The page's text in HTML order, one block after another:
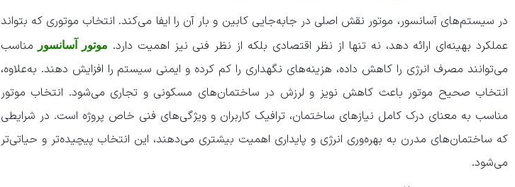
در سیستم‌های آسانسور، موتور نقش اصلی در جابه‌جایی کابین و بار آن را ایفا می‌کند. انتخاب موتوری که بتواند
عملکرد بهینه‌ای ارائه دهد، نه تنها از نظر اقتصادی بلکه از نظر فنی نیز اهمیت دارد. موتور آسانسور مناسب
می‌توانند مصرف انرژی را کاهش داده، هزینه‌های نگهداری را کم کرده و ایمنی سیستم را افزایش دهند. به‌علاوه،
انتخاب صحیح موتور باعث کاهش نویز و لرزش در ساختمان‌های مسکونی و تجاری می‌شود. انتخاب موتور
مناسب به معنای درک کامل نیازهای ساختمان، ترافیک کاربران و ویژگی‌های فنی خاص پروژه است. در شرایطی
که ساختمان‌های مدرن به بهره‌وری انرژی و پایداری اهمیت بیشتری می‌دهند، این انتخاب پیچیده‌تر و حیاتی‌تر
می‌شود.